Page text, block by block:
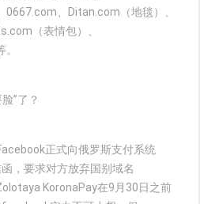
、Ditan.com（地毯）、
（表情包）、
”了？
正式向俄罗斯支付系统
，要求对方放弃国别域名
KoronaPay在9月30日之前